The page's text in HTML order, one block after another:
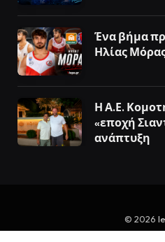
Ένα βήμα
Ηλίας
Η Α.Ε.
«εποχή
ανάπτυξη
© 2026